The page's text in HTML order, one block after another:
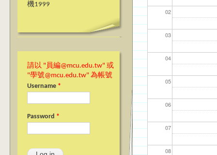
機1999
請以 "員編@mcu.edu.tw" 或
"學號@mcu.edu.tw" 為帳號
Username *
Password *
02
03
04
05
06
07
08